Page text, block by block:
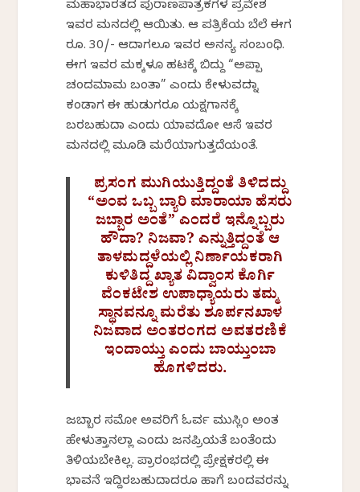
ಮಹಾಭಾರತದ ಪುರಾಣಪಾತ್ರಕಗಳ ಪ್ರವೇಶ
ಇವರ ಮನದಲ್ಲಿ ಆಯಿತು. ಆ ಪತ್ರಿಕೆಯ ಬೆಲೆ ಈಗ
ರೂ. 30/- ಆದಾಗಲೂ ಇವರ ಅನನ್ಯ ಸಂಬಂಧಿ.
ಈಗ ಇವರ ಮಕ್ಕಳೂ ಹಟಕ್ಕೆ ಬಿದ್ದು “ಅಪ್ಪಾ
ಚಂದಮಾಮ ಬಂತಾ” ಎಂದು ಕೇಳುವದನ್ನಾ
ಕಂಡಾಗ ಈ ಹುಡುಗರೂ ಯಕ್ಷಗಾನಕ್ಕೆ
ಬರಬಹುದಾ ಎಂದು ಯಾವದೋ ಆಸೆ ಇವರ
ಮನದಲ್ಲಿ ಮೂಡಿ ಮರೆಯಾಗುತ್ತದೆಯಂತೆ.
ಪ್ರಸಂಗ ಮುಗಿಯುತ್ತಿದ್ದಂತೆ ತಿಳಿದದ್ದು
“ಅಂವ ಒಬ್ಬ ಬ್ಯಾರಿ ಮಾರಾಯಾ ಹೆಸರು
ಜಬ್ಬಾರ ಅಂತೆ” ಎಂದರೆ ಇನ್ನೊಬ್ಬರು
ಹೌದಾ? ನಿಜವಾ? ಎನ್ನುತ್ತಿದ್ದಂತೆ ಆ
ತಾಳಮದ್ದಳೆಯಲ್ಲಿ ನಿರ್ಣಾಯಕರಾಗಿ
ಕುಳಿತಿದ್ದ ಖ್ಯಾತ ವಿದ್ವಾಂಸ ಕೊರ್ಗಿ
ವೆಂಕಟೇಶ ಉಪಾಧ್ಯಾಯರು ತಮ್ಮ
ಸ್ಥಾನವನ್ನೂ ಮರೆತು ಶೂರ್ಪನಖಾಳ
ನಿಜವಾದ ಅಂತರಂಗದ ಅವತರಣಿಕೆ
ಇಂದಾಯ್ತು ಎಂದು ಬಾಯ್ತುಂಬಾ
ಹೊಗಳಿದರು.
ಜಬ್ಬಾರ ಸಮೋ ಅವರಿಗೆ ಓರ್ವ ಮುಸ್ಲಿಂ ಅಂತ
ಹೇಳುತ್ತಾನಲ್ಲಾ ಎಂದು ಜನಪ್ರಿಯತೆ ಬಂತೆಂದು
ತಿಳಿಯಬೇಕಿಲ್ಲ. ಪ್ರಾರಂಭದಲ್ಲಿ ಪ್ರೇಕ್ಷಕರಲ್ಲಿ ಈ
ಭಾವನೆ ಇದ್ದಿರಬಹುದಾದರೂ ಹಾಗೆ ಬಂದವರನ್ನು